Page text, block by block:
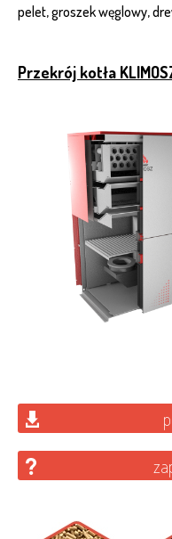
pelet, groszek węglowy,
Przekrój kotła